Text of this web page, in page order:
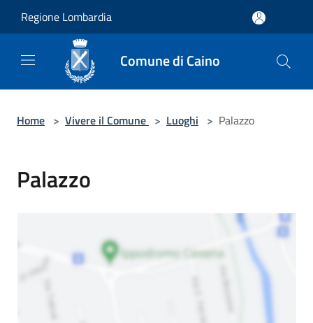
Regione Lombardia
Comune di Caino
Home > Vivere il Comune > Luoghi > Palazzo
Palazzo